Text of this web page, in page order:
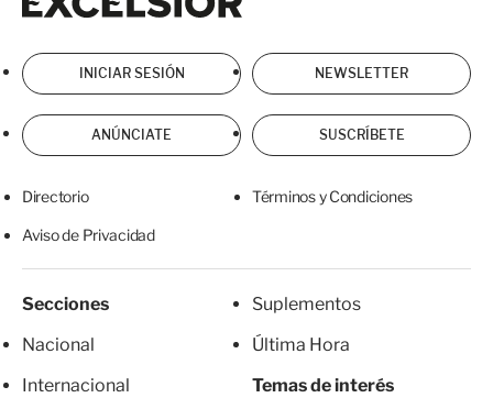
INICIAR SESIÓN NEWSLETTER
ANÚNCIATE SUSCRÍBETE
Directorio Términos y Condiciones
Aviso de Privacidad
Secciones
Nacional
Internacional
Suplementos
Última Hora
Temas de interés